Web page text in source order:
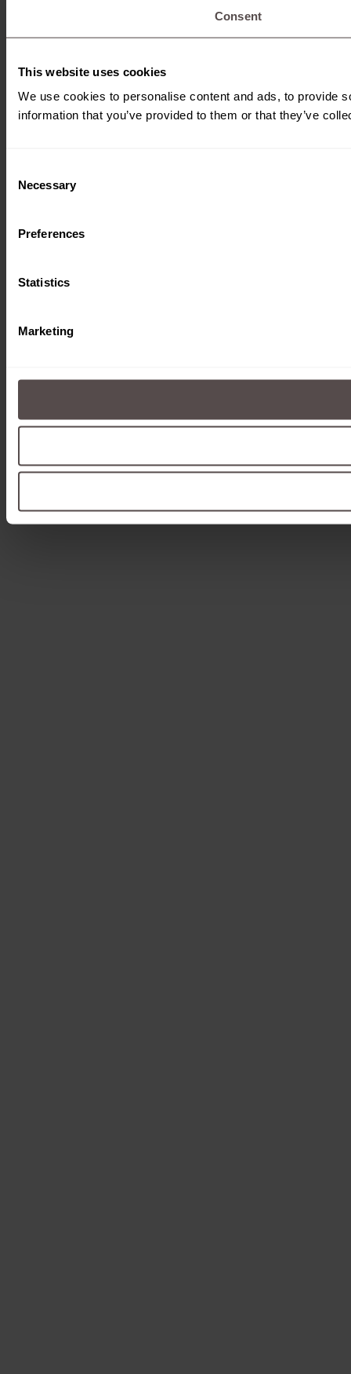
Consent
This website uses cookies
We use cookies to personalise content and ads, to provide
information that you’ve provided to them or that they’ve
Selection
Necessary
Preferences
Statistics
Marketing